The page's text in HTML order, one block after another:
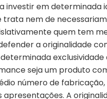
investir em determinada
trata nem de
quem tem
a originalidade
seja um produto
número de
apresentações. A